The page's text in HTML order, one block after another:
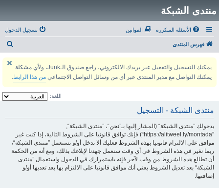
منتدى الشبكة
الأسئلة المتكررة القوانين تسجيل الدخول
فهرس المنتدى
يمكنك التسجيل والتفعيل عبر بريدك الالكتروني، راجع صندوق الـJunk، ولأي مشكلة
يمكنك التواصل مع مدير المنتدى عبر أي من وسائل التواصل الاجتماعي من هذا الرابط.
اللغة:
منتدى الشبكة - التسجيل
بدخولك ”منتدى الشبكة“ (المشار إليها بـ”نحن“، ”منتدى الشبكة“,
”https://alitweel.ly/montada“) فإنك توافق قانونيا على الشروط التالية، إذا كنت غير
موافق على الالتزام قانونيا بهذه الشروط فعليك ألا تدخل أو/و تستعمل ”منتدى الشبكة“،
ربما نغير في هذه الشروط في أي وقت سنعمل جهدنا لإبلاغك بذلك، ومع أنه من الحكمة
أن تطالع هذه الشروط من وقت لآخر فإنه باستمرارك في الدخول واستعمال ”منتدى
الشبكة“ بعد تعديل الشروط يعني أنك موافق قانونيا على الالتزام بها بعد تعديها أو/و
إضافتها.